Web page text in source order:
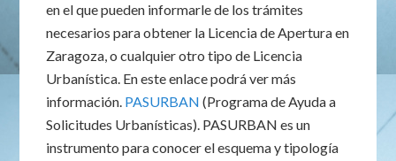
en el que pueden informarle de los trámites
necesarios para obtener la Licencia de Apertura en
Zaragoza, o cualquier otro tipo de Licencia
Urbanística. En este enlace podrá ver más
información. PASURBAN (Programa de Ayuda a
Solicitudes Urbanísticas). PASURBAN es un
instrumento para conocer el esquema y tipología